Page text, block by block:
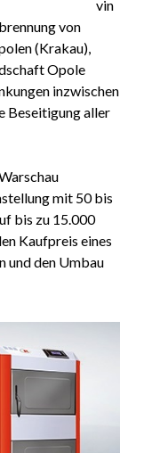
vin
von
(Krakau),
Opole
inzwischen
Beseitigung aller
mit 50 bis
bis zu 15.000
Kaufpreis eines
und den Umbau